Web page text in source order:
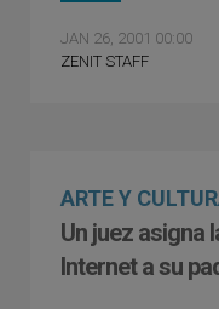
JAN 26, 2001 00:00
ZENIT STAFF
ARTE Y
Un juez asigna
Internet a su